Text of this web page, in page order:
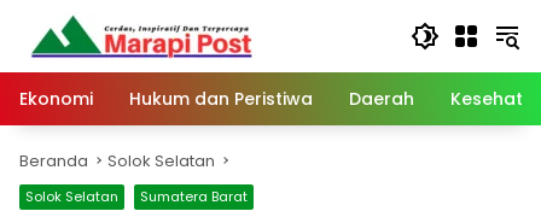
Langsung
konten
Ekonomi
Hukum dan Peristiwa Daerah
Beranda Solok Selatan
Solok Selatan Sumatera Barat